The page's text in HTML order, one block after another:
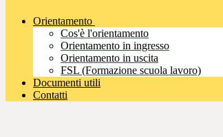
Orientamento
Cos'è l'orientamento
Orientamento in ingresso
Orientamento in uscita
FSL (Formazione scuola lavoro)
Documenti utili
Contatti